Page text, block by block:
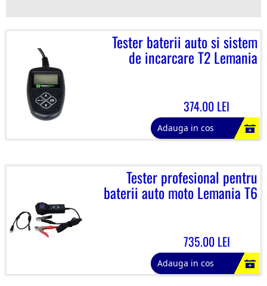
Tester baterii auto si sistem
de incarcare T2 Lemania
374.00 LEI
Adauga in cos
Tester profesional pentru
baterii auto moto Lemania T6
735.00 LEI
Adauga in cos